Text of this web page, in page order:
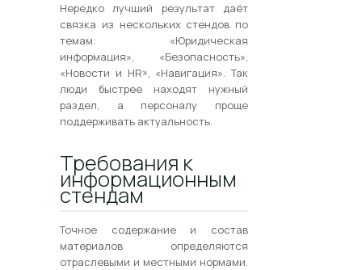
Нередко лучший результат даёт
связка из нескольких стендов по
темам: «Юридическая
информация», «Безопасность»,
«Новости и HR», «Навигация». Так
люди быстрее находят нужный
раздел, а персоналу проще
поддерживать актуальность.
Требования к
информационным
стендам
Точное содержание и состав
материалов определяются
отраслевыми и местными нормами.